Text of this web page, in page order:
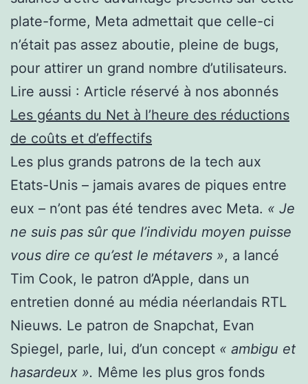
plate-forme, Meta admettait que celle-ci
n’était pas assez aboutie, pleine de bugs,
pour attirer un grand nombre d’utilisateurs.
Lire aussi : Article réservé à nos abonnés
Les géants du Net à l’heure des réductions
de coûts et d’effectifs
Les plus grands patrons de la tech aux
Etats-Unis – jamais avares de piques entre
eux – n’ont pas été tendres avec Meta. « Je
ne suis pas sûr que l’individu moyen puisse
vous dire ce qu’est le métavers », a lancé
Tim Cook, le patron d’Apple, dans un
entretien donné au média néerlandais RTL
Nieuws. Le patron de Snapchat, Evan
Spiegel, parle, lui, d’un concept « ambigu et
hasardeux ». Même les plus gros fonds